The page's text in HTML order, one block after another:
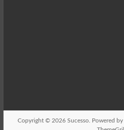
Copyright © 2026 Sucesso. Powered by